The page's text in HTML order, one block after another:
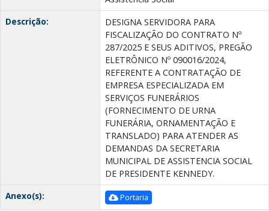
Descrição:
DESIGNA SERVIDORA PARA
FISCALIZAÇÃO DO CONTRATO Nº
287/2025 E SEUS ADITIVOS, PREGÃO
ELETRÔNICO Nº 090016/2024,
REFERENTE A CONTRATAÇÃO DE
EMPRESA ESPECIALIZADA EM
SERVIÇOS FUNERÁRIOS
(FORNECIMENTO DE URNA
FUNERÁRIA, ORNAMENTAÇÃO E
TRANSLADO) PARA ATENDER AS
DEMANDAS DA SECRETARIA
MUNICIPAL DE ASSISTENCIA SOCIAL
DE PRESIDENTE KENNEDY.
Anexo(s):
Portaria